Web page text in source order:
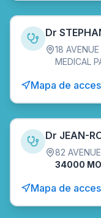
Dr
18
MEDICAL
Mapa de
Dr JEAN-
82
34000
Mapa de